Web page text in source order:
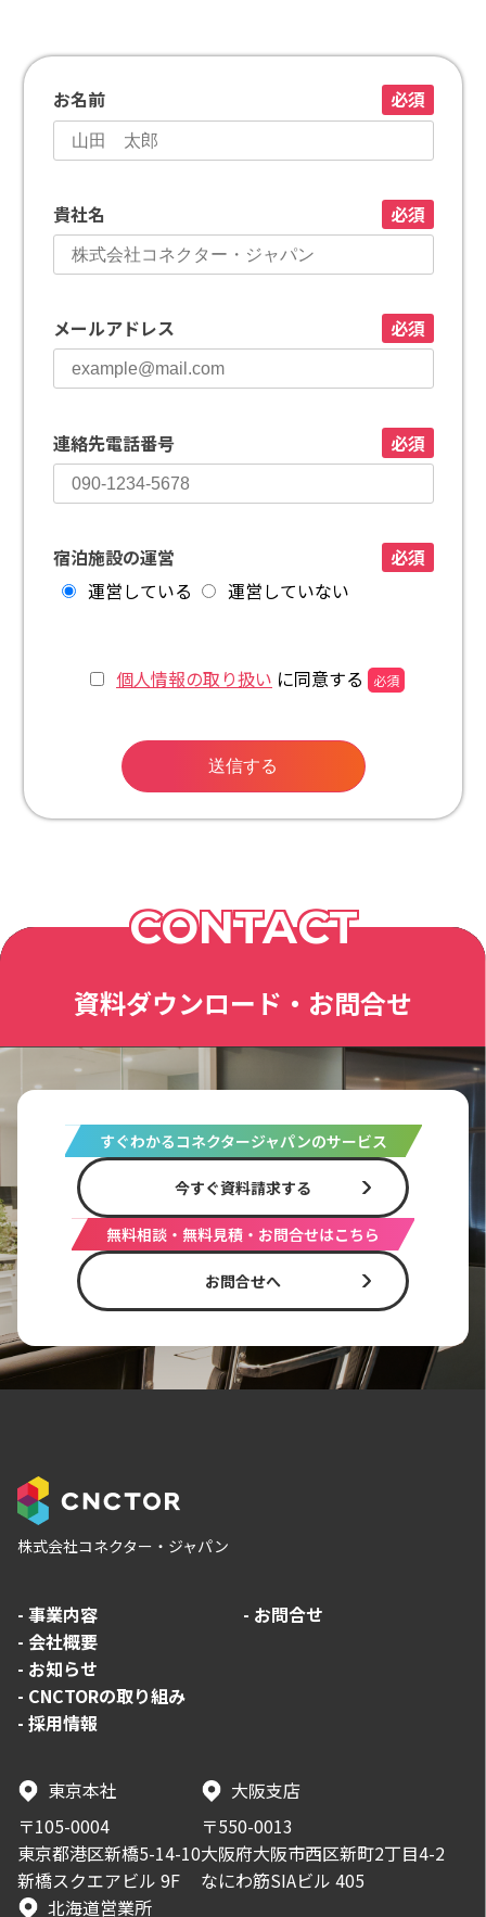
お名前 必須
貴社名 必須
メールアドレス 必須
連絡先電話番号 必須
宿泊施設の運営
必須
運営している
運営していない
個人情報の取り扱い に同意する 必須
送信する
CONTACT
資料ダウンロード・お問合せ
すぐわかるコネクタージャパンのサービス
今すぐ資料請求する
無料相談・無料見積・お問合せはこちら
お問合せへ
株式会社コネクター・ジャパン
東京本社
〒105-0004
東京都港区新橋5-14-10
新橋スクエアビル 9F
大阪支店
〒550-0013
大阪府大阪市西区新町2丁目4-2
なにわ筋SIAビル 405
北海道営業所
- 事業内容
- 会社概要
- お知らせ
- CNCTORの取り組み
- 採用情報
- お問合せ